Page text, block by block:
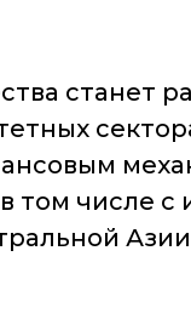
станет
том числе